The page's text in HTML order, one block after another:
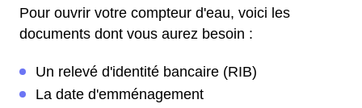
Pour ouvrir votre compteur d'eau, voici les
documents dont vous aurez besoin :
Un relevé d'identité bancaire (RIB)
La date d'emménagement